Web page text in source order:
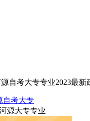
自考大专专业2023最
自考大专
源大专专业